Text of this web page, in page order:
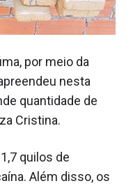
por meio da
nesta
quantidade de
Cristina.
quilos de
Além disso, os